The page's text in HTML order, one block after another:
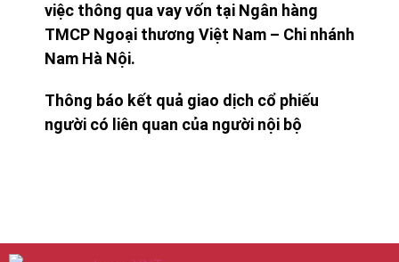
việc thông qua vay vốn tại Ngân hàng
TMCP Ngoại thương Việt Nam – Chi nhánh
Nam Hà Nội.
Thông báo kết quả giao dịch cổ phiếu
người có liên quan của người nội bộ